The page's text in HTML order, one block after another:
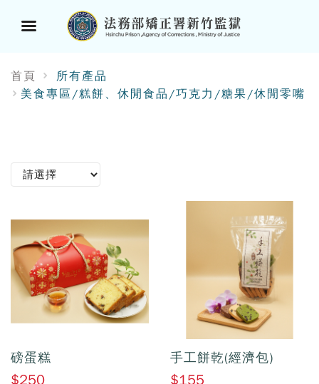
單
首頁
所有產品
美食專區/糕餅、休閒食品/巧克力/糖果/休閒零嘴
磅蛋糕
$250
手工餅乾(經濟包)
$155